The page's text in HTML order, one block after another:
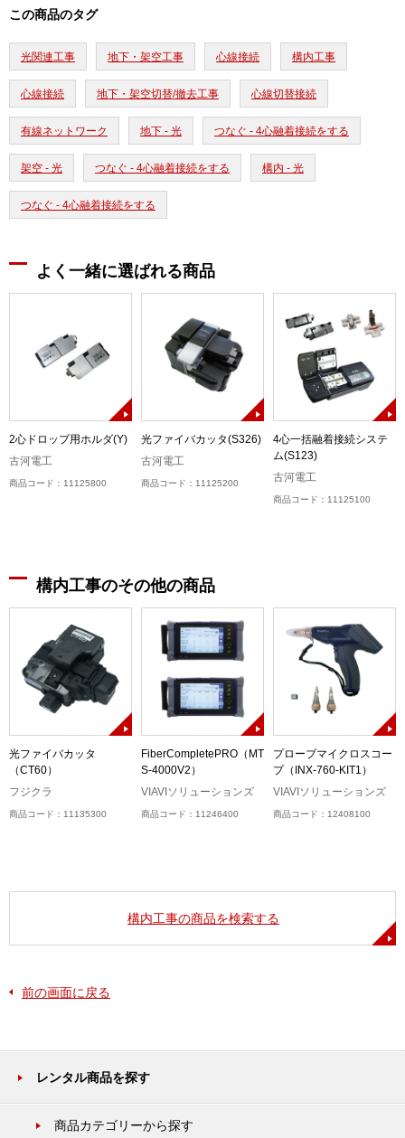
この商品のタグ
光関連工事 地下・架空工事 心線接続 構内工事
心線接続 地下・架空切替/撤去工事 心線切替接続
有線ネットワーク 地下 - 光 つなぐ - 4心融着接続をする
架空 - 光 つなぐ - 4心融着接続をする 構内 - 光
つなぐ - 4心融着接続をする
よく一緒に選ばれる商品
2心ドロップ用ホルダ(Y)
古河電工
商品コード：11125800
光ファイバカッタ(S326)
古河電工
商品コード：11125200
4心一括融着接続システ
ム(S123)
古河電工
商品コード：11125100
構内工事のその他の商品
光ファイバカッタ
（CT60）
フジクラ
商品コード：11135300
FiberCompletePRO（MT
S-4000V2）
VIAVIソリューションズ
商品コード：11246400
プローブマイクロスコー
プ（INX-760-KIT1）
VIAVIソリューションズ
商品コード：12408100
構内工事の商品を検索する
前の画面に戻る
レンタル商品を探す
商品カテゴリーから探す